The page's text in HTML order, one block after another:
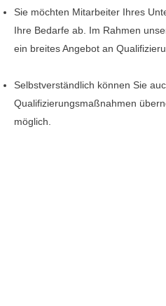
Sie möchten Mitarbeiter Ihres
Ihre Bedarfe ab. Im Rahmen
ein breites Angebot an
Selbstverständlich können Sie
Qualifizierungsmaßnahmen
möglich.